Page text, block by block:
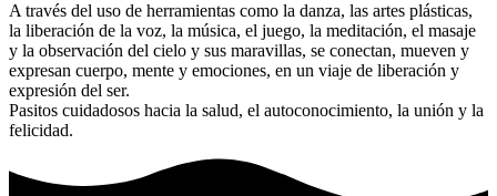
A través del uso de herramientas como la danza, las artes plásticas,
la liberación de la voz, la música, el juego, la meditación, el masaje
y la observación del cielo y sus maravillas, se conectan, mueven y
expresan cuerpo, mente y emociones, en un viaje de liberación y
expresión del ser.
Pasitos cuidadosos hacia la salud, el autoconocimiento, la unión y la
felicidad.